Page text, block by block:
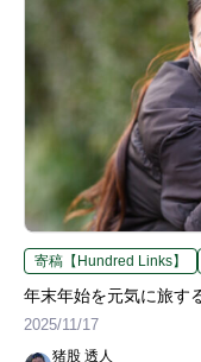
寄稿【Hundred Links】
年末年始を元気に旅す
2025/11/17
猪股 透人